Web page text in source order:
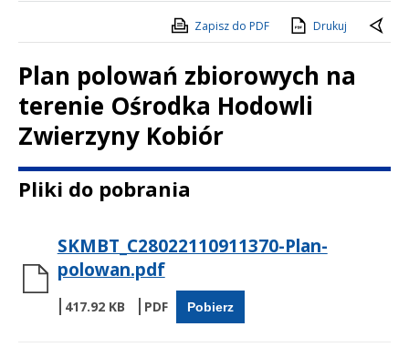
Zapisz do PDF Drukuj
Plan polowań zbiorowych na
terenie Ośrodka Hodowli
Zwierzyny Kobiór
Treść
Pliki do pobrania
SKMBT_C28022110911370-Plan-
polowan.pdf
417.92 KB Pobierz